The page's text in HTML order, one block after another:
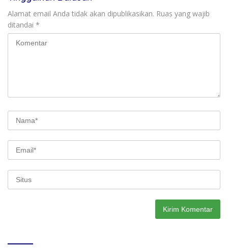
Alamat email Anda tidak akan dipublikasikan. Ruas yang wajib
ditandai *